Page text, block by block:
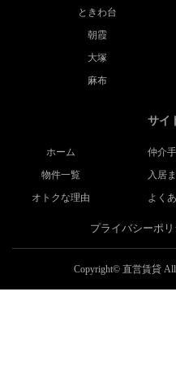
ときわ台
朝霞
大塚
麻布
サイ
ホーム
物件一覧
オトクな理由
仲介
入居
よく
プライバシーポリ
Copyright© 直営賃貸 All